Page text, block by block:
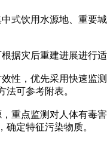
式饮用水源地、重要
据灾后重建进展进行
性，优先采用快速监
可参考附表。
重点监测对人体有毒
定特征污染物质。